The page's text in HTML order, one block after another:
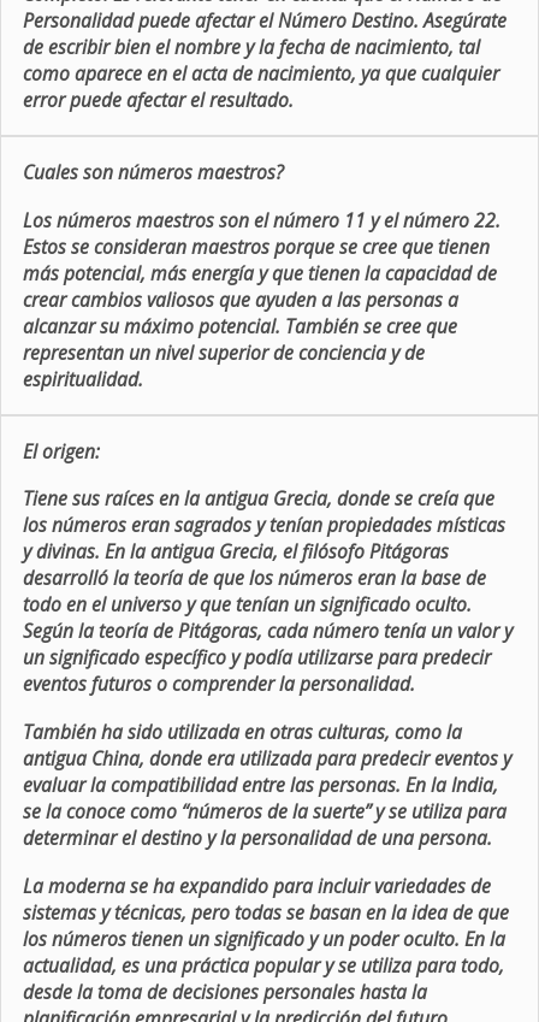
Personalidad puede afectar el Número Destino. Asegúrate
de escribir bien el nombre y la fecha de nacimiento, tal
como aparece en el acta de nacimiento, ya que cualquier
error puede afectar el resultado.
Cuales son números maestros?
Los números maestros son el número 11 y el número 22.
Estos se consideran maestros porque se cree que tienen
más potencial, más energía y que tienen la capacidad de
crear cambios valiosos que ayuden a las personas a
alcanzar su máximo potencial. También se cree que
representan un nivel superior de conciencia y de
espiritualidad.
El origen:
Tiene sus raíces en la antigua Grecia, donde se creía que
los números eran sagrados y tenían propiedades místicas
y divinas. En la antigua Grecia, el filósofo Pitágoras
desarrolló la teoría de que los números eran la base de
todo en el universo y que tenían un significado oculto.
Según la teoría de Pitágoras, cada número tenía un valor y
un significado específico y podía utilizarse para predecir
eventos futuros o comprender la personalidad.
También ha sido utilizada en otras culturas, como la
antigua China, donde era utilizada para predecir eventos y
evaluar la compatibilidad entre las personas. En la India,
se la conoce como “números de la suerte” y se utiliza para
determinar el destino y la personalidad de una persona.
La moderna se ha expandido para incluir variedades de
sistemas y técnicas, pero todas se basan en la idea de que
los números tienen un significado y un poder oculto. En la
actualidad, es una práctica popular y se utiliza para todo,
desde la toma de decisiones personales hasta la